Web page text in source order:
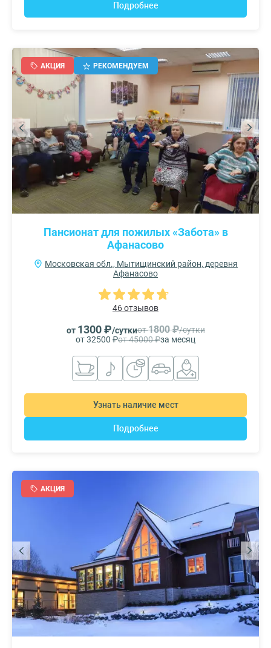
Подробнее
АКЦИЯ РЕКОМЕНДУЕМ
Пансионат для пожилых «Забота» в
Афанасово
Московская обл., Мытищинский район, деревня
Афанасово
46 отзывов
от 1300 ₽/суткиот1800 ₽/сутки
от 32500 ₽от 45000 ₽за месяц
Узнать наличие мест
Подробнее
АКЦИЯ